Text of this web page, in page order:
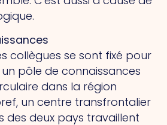
collègues se sont fixé pour
pôle de connaissances
dans la région
un centre transfrontalier
des deux pays travaillent